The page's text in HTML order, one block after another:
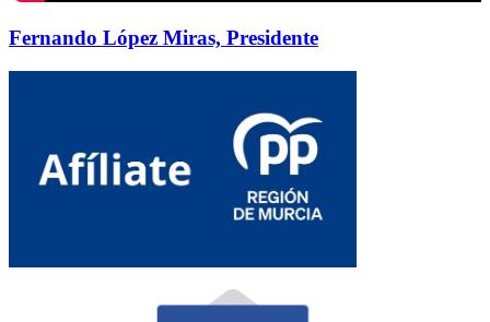
Fernando López Miras, Presidente